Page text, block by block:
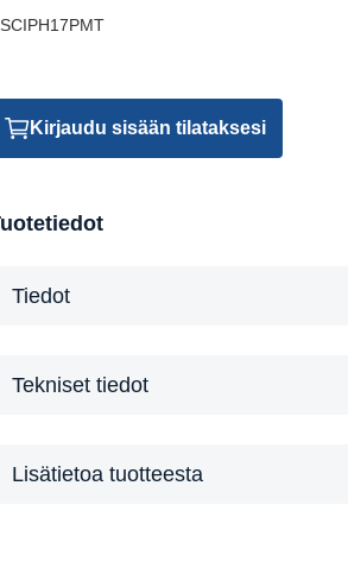
Kirjaudu sisään tilataksesi
Tiedot
Tekniset tiedot
Lisätietoa tuotteesta